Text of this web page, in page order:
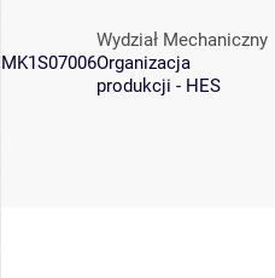
MK1S07006
Wydział Mechaniczny
Organizacja
produkcji - HES